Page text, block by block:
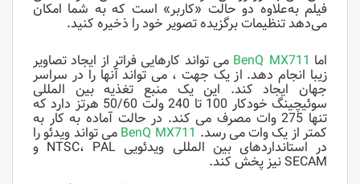
فیلم به‌علاوه دو حالت «کاربر» است که به شما امکان
می‌دهد تنظیمات برگزیده تصویر خود را ذخیره کنید.
اما
BenQ MX711 می تواند کارهایی فراتر از ایجاد تصاویر
زیبا انجام دهد. از یک جهت ، می تواند آنها را در سراسر
جهان ایجاد کند. این یک منبع تغذیه بین المللی
سوئیچینگ خودکار 100 تا 240 ولت 50/60 هرتز دارد که
تنها 275 وات مصرف می کند. در حالت آماده به کار به
کمتر از یک وات می رسد. BenQ MX711 می تواند ویدئو را
در استانداردهای بین المللی ویدئویی NTSC، PAL و
SECAM نیز پخش کند.